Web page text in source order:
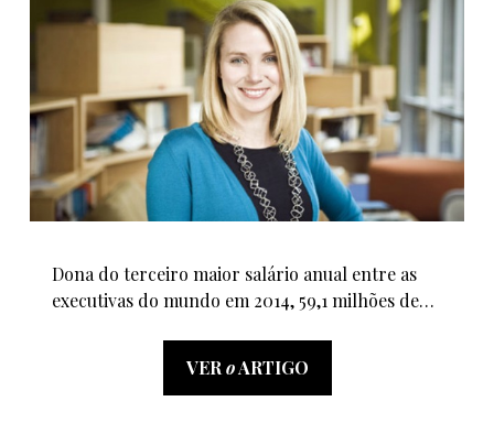
Dona do terceiro maior salário anual entre as
executivas do mundo em 2014, 59,1 milhões de…
VER oARTIGO